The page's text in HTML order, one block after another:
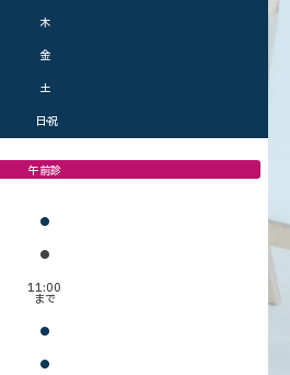
木
金
土
日・祝
午前診
●
●
11:00
まで
●
●